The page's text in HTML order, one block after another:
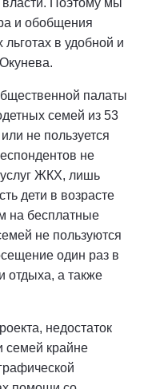
власти. Поэтому мы
и обобщения
в удобной и
палаты
семей из 53
не пользуется
не
услуг ЖКХ, лишь
дети в возрасте
на бесплатные
не пользуются
один раз в
отдыха, а также
недостаток
семей крайне